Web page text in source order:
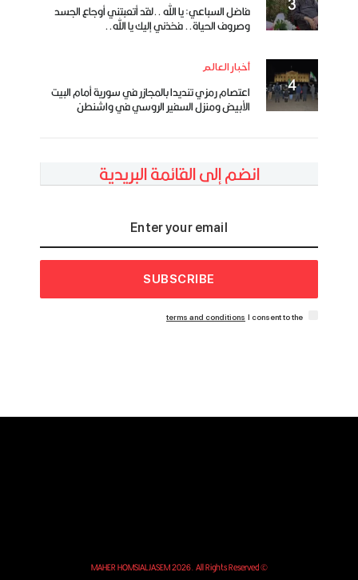
فاضل السباعي: يا الله ..لقد أتعبتني أوجاع الجسد
وصروف الحياة.. فخذني إليك يا الله..
أخبار العالم
اعتصام رمزي تنديدا بالمجازر في سورية أمام البيت
الأبيض ومنزل السفير الروسي في واشنطن
انضم إلى القائمة البريدية
SUBSCRIBE
I consent to the
terms and conditions
© MAHER HOMSIALJASEM 2026. All Rights Reserved